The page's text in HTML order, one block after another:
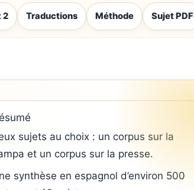
2 Traductions Méthode Sujet PDF
sujets au choix : un corpus sur la
et un corpus sur la presse.
synthèse en espagnol d’environ 500